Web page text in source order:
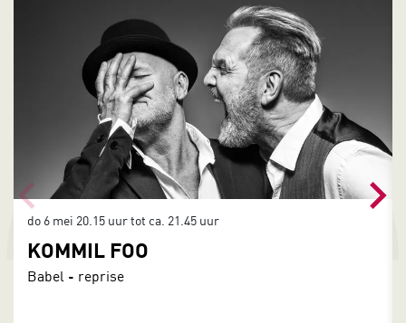
KOMMIL FOO
Babel - reprise
do 6 mei 20.15 uur tot ca. 21.45 uur